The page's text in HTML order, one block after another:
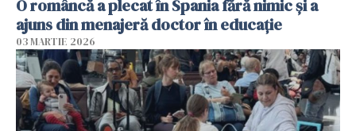
O româncă a plecat în Spania fără nimic și a
ajuns din menajeră doctor în educație
03 MARTIE 2026